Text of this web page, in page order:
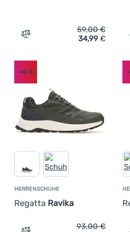
Zum Vergleich
59,00€
34,99 €
HERRENSCHUHE
Regatta Ravika
-40 %
93,00€
-